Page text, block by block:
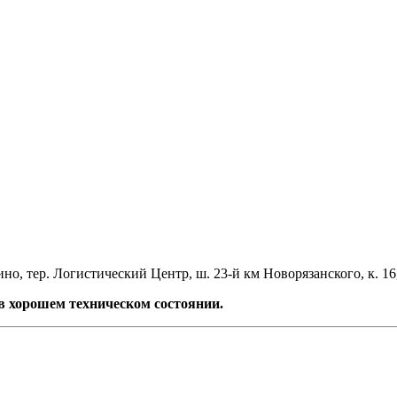
тер. Логистический Центр, ш. 23-й км Новорязанского, к.
техническом состоянии.